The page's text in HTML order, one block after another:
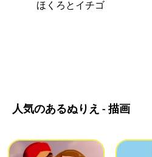
ほくろとイチゴ
人気のあるぬりえ - 描画